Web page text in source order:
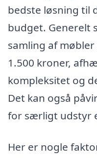
bedste løsning til
budget. Generelt
samling af
1.500 kroner,
kompleksitet og
Det kan også
for særligt udstyr
Her er nogle